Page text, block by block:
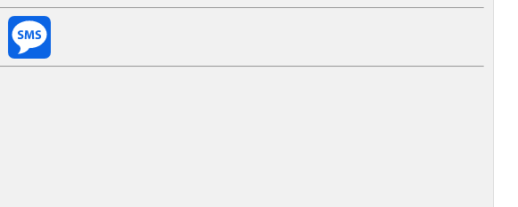
Viber